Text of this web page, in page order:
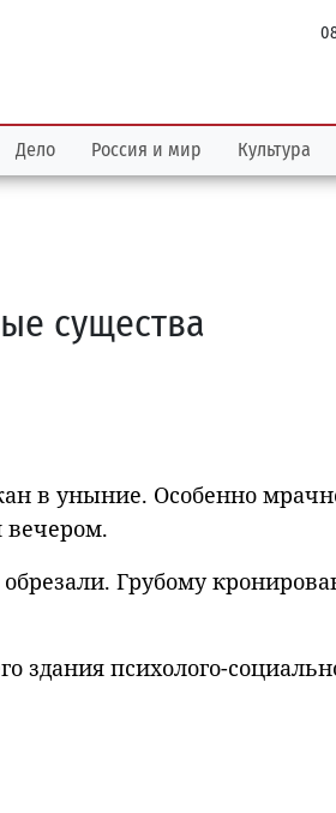
Дело Россия и мир Культура
существа
в уныние. Особенно
обрезали. Грубому
здания психолого-